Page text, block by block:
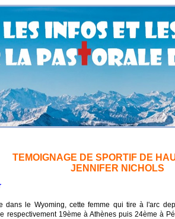
TEMOIGNAGE DE SPORTIF DE
JENNIFER NICHOLS
dans le Wyoming, cette femme qui tire à l'arc
respectivement 19ème à Athènes puis 24ème à